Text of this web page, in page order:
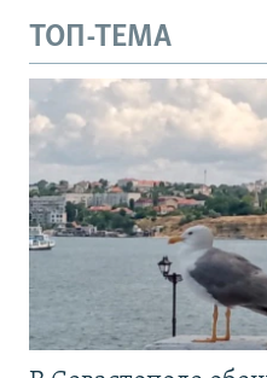
ТОП-ТЕМА